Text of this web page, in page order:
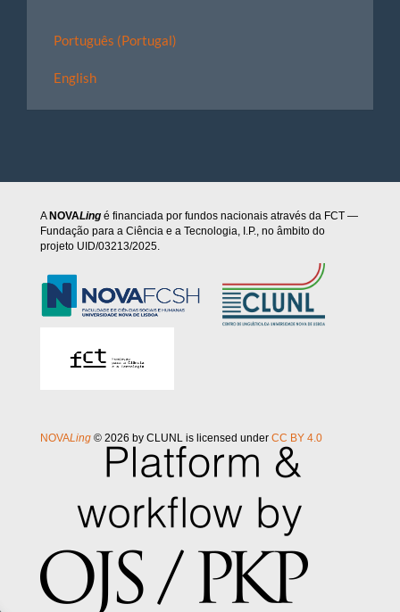
Português (Portugal)
English
ANOVALing é financiada por fundos nacionais através da FCT —
Fundação para a Ciência e a Tecnologia, I.P., no âmbito do
projeto UID/03213/2025.
NOVALing © 2026 by CLUNL is licensed under CC BY 4.0